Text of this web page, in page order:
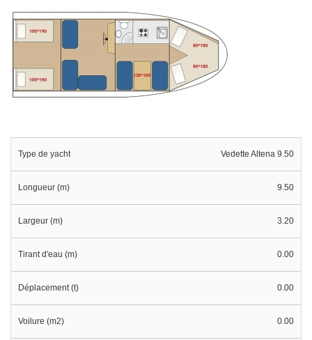
Type de yacht Vedette Altena 9.50
Longueur (m) 9.50
Largeur (m) 3.20
Tirant d'eau (m) 0.00
Déplacement (t) 0.00
Voilure (m2) 0.00